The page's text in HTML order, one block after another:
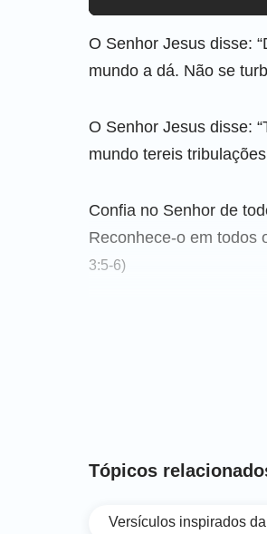
O Senhor Jesus disse:
mundo a dá. Não se
O Senhor Jesus disse:
mundo tereis
Confia no Senhor de
Reconhece-o em todos
3:5-6)
fortaleço, e te ajudo, e
O Senhor é a minha
Tópicos
Versículos inspirados